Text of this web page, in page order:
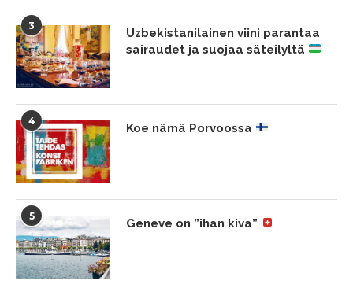
3
Uzbekistanilainen viini parantaa
sairaudet ja suojaa säteilyltä
4
Koe nämä Porvoossa
5
Geneve on ”ihan kiva”